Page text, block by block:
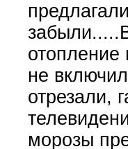
не
отрезали,
морозы